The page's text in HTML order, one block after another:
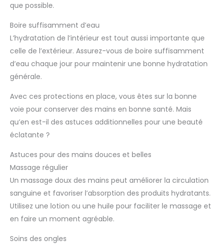
que possible.
Boire suffisamment d’eau
L’hydratation de l’intérieur est tout aussi importante que
celle de l’extérieur. Assurez-vous de boire suffisamment
d’eau chaque jour pour maintenir une bonne hydratation
générale.
Avec ces protections en place, vous êtes sur la bonne
voie pour conserver des mains en bonne santé. Mais
qu’en est-il des astuces additionnelles pour une beauté
éclatante ?
Astuces pour des mains douces et belles
Massage régulier
Un massage doux des mains peut améliorer la circulation
sanguine et favoriser l’absorption des produits hydratants.
Utilisez une lotion ou une huile pour faciliter le massage et
en faire un moment agréable.
Soins des ongles